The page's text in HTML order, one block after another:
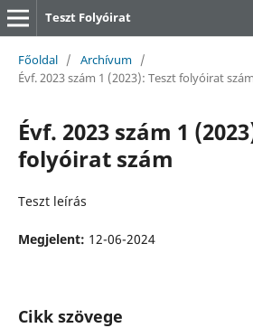
Teszt Folyóirat
Főoldal / Archívum /
Évf. 2023 szám 1 (2023): Teszt folyóirat szám
Évf. 2023 szám 1
folyóirat szám
Teszt leírás
Megjelent: 12-06-2024
Cikk szövege